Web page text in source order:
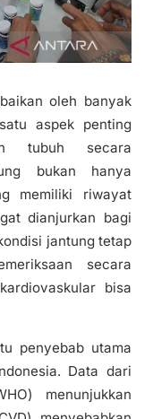
oleh banyak
aspek penting
tubuh secara
bukan hanya
memiliki riwayat
dianjurkan bagi
jantung tetap
secara
bisa
penyebab utama
Data dari
menunjukkan